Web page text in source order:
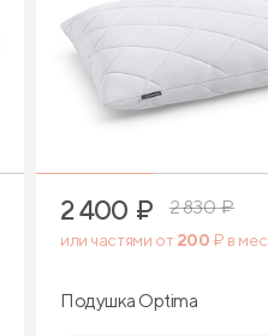
2 400 ₽ 2 830₽
или частями от200 ₽ в мес.
Подушка Optima